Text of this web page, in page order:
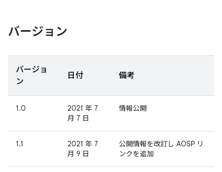
バージョン
バージョ
ン
日付 備考
1.0
2021 年 7
月 7 日
情報公開
1.1
2021 年 7
月 9 日
公開情報を改訂し AOSP リ
ンクを追加